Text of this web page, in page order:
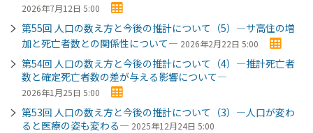
2026年7月12日 5:00
第55回 人口の数え方と今後の推計について（5）―サ高住の増
加と死亡者数との関係性について― 2026年2月22日 5:00
第54回 人口の数え方と今後の推計について（4）―推計死亡者
数と確定死亡者数の差が与える影響について―
2026年1月25日 5:00
第53回 人口の数え方と今後の推計について（3）―人口が変わ
ると医療の姿も変わる― 2025年12月24日 5:00